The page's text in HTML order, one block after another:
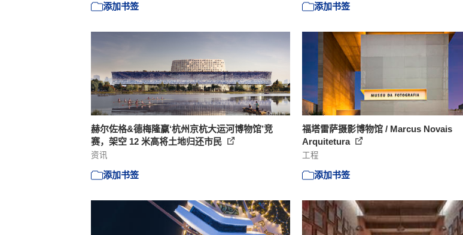
添加书签 添加书签
赫尔佐格&德梅隆赢‘杭州京杭大运河博物馆’竞
赛，架空 12 米高将土地归还市民
资讯
添加书签
福塔雷萨摄影博物馆 / Marcus Novais
Arquitetura
工程
添加书签